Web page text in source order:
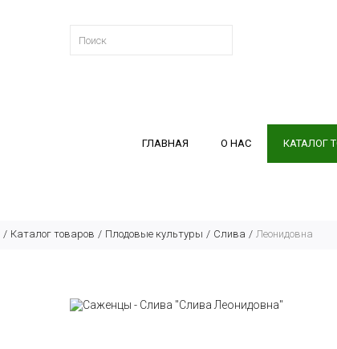
ГЛАВНАЯ О НАС КАТАЛОГ
Каталог товаров Плодовые культуры Слива Леонидовна